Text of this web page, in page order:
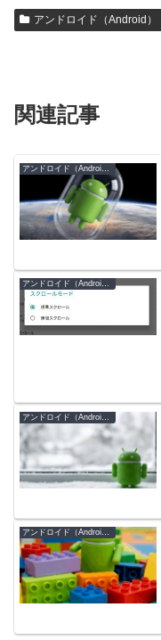
アンドロイド（Android）
関連記事
アンドロイド（Android）